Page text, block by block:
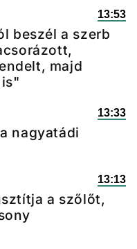
13:53
beszél a szerb
majd
13:33
nagyatádi
13:13
a szőlőt,